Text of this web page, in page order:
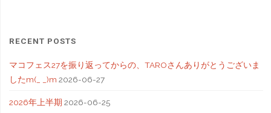
RECENT POSTS
マコフェス27を振り返ってからの、TAROさんありがとうございま
したm(_ _)m 2026-06-27
2026年上半期 2026-06-25